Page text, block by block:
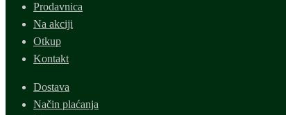
Prodavnica
Na akciji
Otkup
Kontakt
Dostava
Način plaćanja